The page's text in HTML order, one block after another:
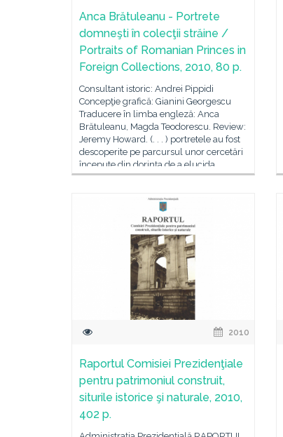
Anca Brătuleanu - Portrete
domneşti în colecţii străine /
Portraits of Romanian Princes in
Foreign Collections, 2010, 80 p.
Consultant istoric: Andrei Pippidi
Concepţie grafică: Gianini Georgescu
Traducere în limba engleză: Anca
Brătuleanu, Magda Teodorescu. Review:
Jeremy Howard. (. . . ) portretele au fost
descoperite pe parcursul unor cercetări
începute din dorinţa de a elucida
2010
Raportul Comisiei Prezidenţiale
pentru patrimoniul construit,
siturile istorice şi naturale, 2010,
402 p.